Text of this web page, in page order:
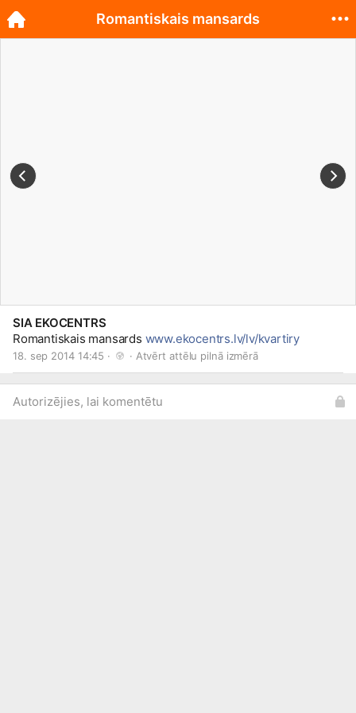
SIA EKOCENTRS
Romantiskais mansards www.ekocentrs.lv/lv/kvartiry
18. sep 2014 14:45 · · Atvērt attēlu pilnā izmērā
Autorizējies, lai komentētu
Romantiskais mansards